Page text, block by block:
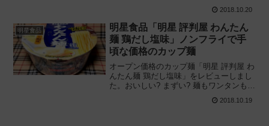
実際に食べてみた感想をもとに評価し、
購入の参考になるよう解説します。
2018.10.20
明星食品
明星食品「明星 評判屋 わんたん
麺 鶏だし塩味」ノンフライで手
頃な価格のカップ麺
オープン価格のカップ麺「明星 評判屋 わ
んたん麺 鶏だし塩味」をレビューしまし
た。おいしい? まずい? 麺もワンタンもノ
メンを実際に食べてみた感想と経験に基
2018.10.19